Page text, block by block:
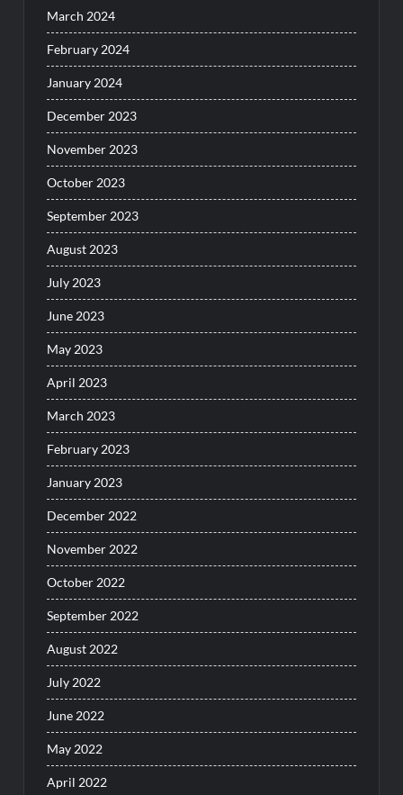
March 2024
February 2024
January 2024
December 2023
November 2023
October 2023
September 2023
August 2023
July 2023
June 2023
May 2023
April 2023
March 2023
February 2023
January 2023
December 2022
November 2022
October 2022
September 2022
August 2022
July 2022
June 2022
May 2022
April 2022